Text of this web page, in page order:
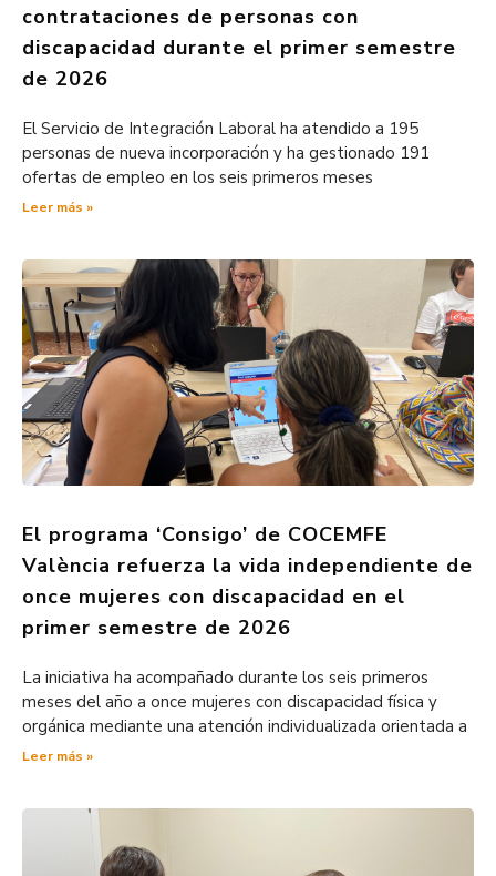
contrataciones de personas con
discapacidad durante el primer semestre
de 2026
El Servicio de Integración Laboral ha atendido a 195
personas de nueva incorporación y ha gestionado 191
ofertas de empleo en los seis primeros meses
Leer más »
El programa ‘Consigo’ de COCEMFE
València refuerza la vida independiente de
once mujeres con discapacidad en el
primer semestre de 2026
La iniciativa ha acompañado durante los seis primeros
meses del año a once mujeres con discapacidad física y
orgánica mediante una atención individualizada orientada a
Leer más »